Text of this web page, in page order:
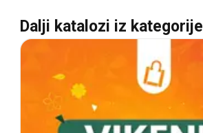
Dalji katalozi iz kategorije